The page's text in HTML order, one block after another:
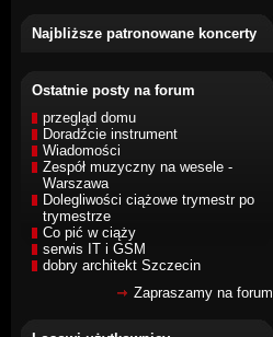
Najbliższe patronowane koncerty
Ostatnie posty na forum
przegląd domu
Doradźcie instrument
Wiadomości
Zespół muzyczny na wesele -
Warszawa
Dolegliwości ciążowe trymestr po
trymestrze
Co pić w ciąży
serwis IT i GSM
dobry architekt Szczecin
Zapraszamy na forum